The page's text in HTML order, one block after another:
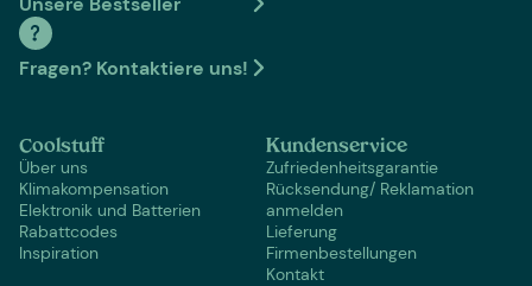
Fragen? Kontaktiere uns!
Coolstuff
Über uns
Klimakompensation
Elektronik und Batterien
Rabattcodes
Inspiration
Kundenservice
Zufriedenheitsgarantie
Rücksendung/ Reklamation
anmelden
Lieferung
Firmenbestellungen
Kontakt